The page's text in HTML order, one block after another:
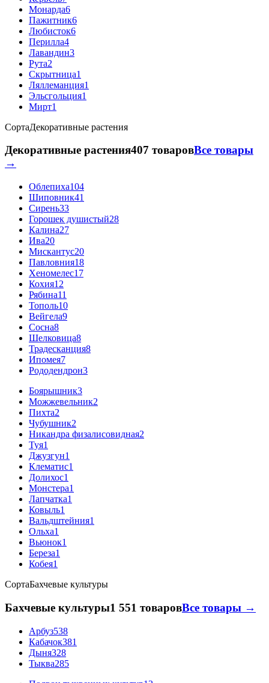
Монарда6
Пажитник6
Любисток6
Перилла4
Лавандин3
Рута2
Скрытница1
Ляллеманция1
Эльсгольция1
Мирт1
СортаДекоративные растения
Декоративные растения407 товаровВсе товары
→
Облепиха104
Шиповник41
Сирень33
Горошек душистый28
Калина27
Ива20
Мискантус20
Павловния18
Хеномелес17
Кохия12
Рябина11
Тополь10
Вейгела9
Сосна8
Шелковица8
Традесканция8
Ипомея7
Рододендрон3
Боярышник3
Можжевельник2
Пихта2
Чубушник2
Никандра физалисовидная2
Туя1
Джузгун1
Клематис1
Долихос1
Монстера1
Лапчатка1
Ковыль1
Вальдштейния1
Ольха1
Вьюнок1
Береза1
Кобея1
СортаБахчевые культуры
Бахчевые культуры1 551 товаровВсе товары →
Арбуз538
Кабачок381
Дыня328
Тыква285